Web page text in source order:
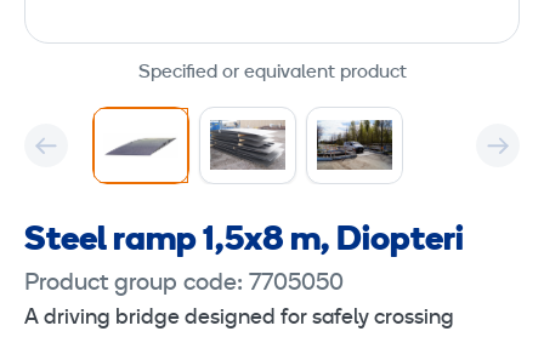
Specified or equivalent product
Steel ramp 1,5x8 m, Diopteri
Product group code: 7705050
A driving bridge designed for safely crossing